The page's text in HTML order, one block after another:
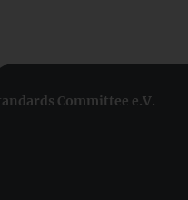
Committee e.V.